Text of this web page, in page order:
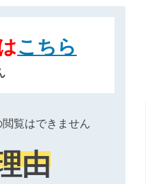
こちら
覧はできません
由